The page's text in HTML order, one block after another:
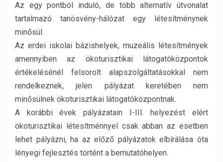
Az egy pontból induló, de több alternatív útvonalat
tartalmazó tanösvény-hálózat egy létesítménynek
minősül.
Az erdei iskolai bázishelyek, muzeális létesítmények
amennyiben az ökoturisztikai látogatóközpontok
értékelésénél felsorolt alapszolgáltatásokkal nem
rendelkeznek, jelen pályázat keretében nem
minősülnek ökoturisztikai látogatóközpontnak.
A korábbi évek pályázatain I-III. helyezést elért
ökoturisztikai létesítménnyel csak abban az esetben
lehet pályázni, ha az előző pályázatok elbírálása óta
lényegi fejlesztés történt a bemutatóhelyen.